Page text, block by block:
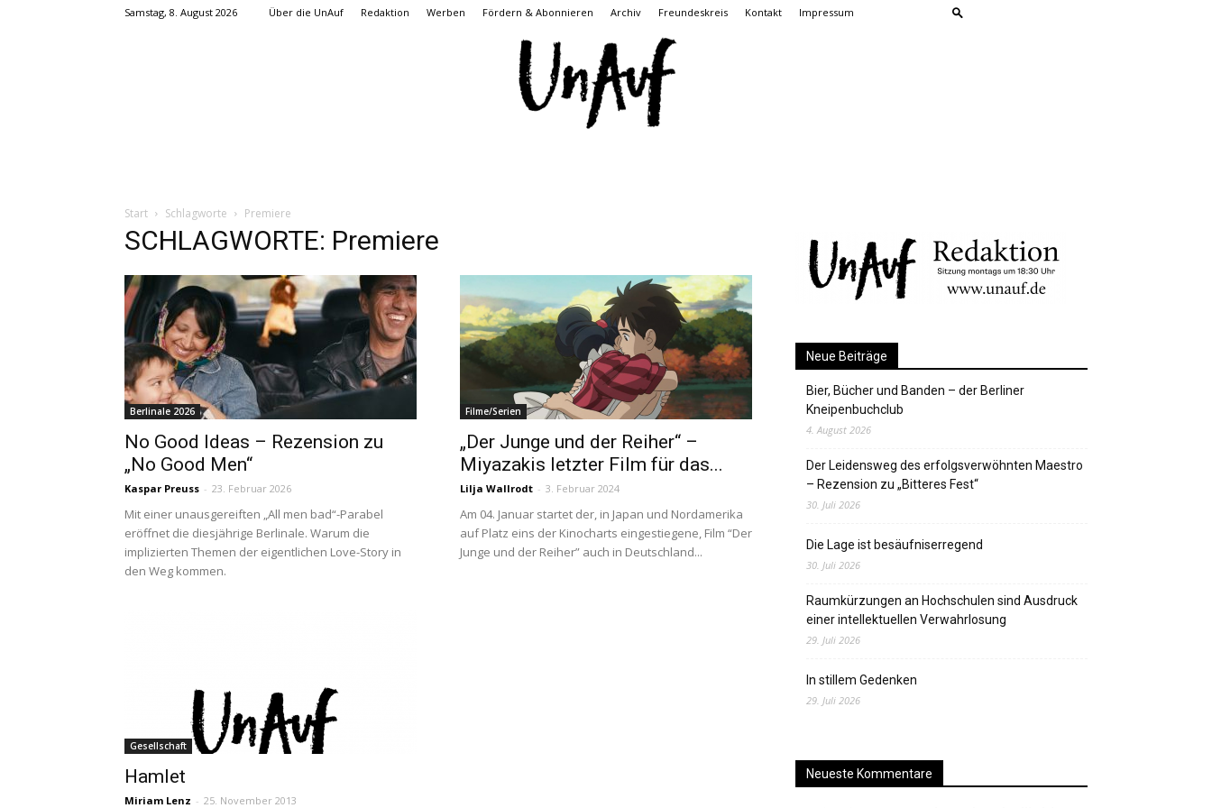
Samstag, 8. August 2026 Über die UnAuf Redaktion Werben Fördern & Abonnieren Archiv Freundeskreis Kontakt Impressum
ONLINE
Studierendenzeitung
Start Schlagworte Premiere
SCHLAGWORTE: Premiere
Berlinale 2026
No Good Ideas – Rezension zu
„No Good Men“
Kaspar Preuss - 23. Februar 2026
Mit einer unausgereiften „All men bad“-Parabel
eröffnet die diesjährige Berlinale. Warum die
implizierten Themen der eigentlichen Love-Story in
den Weg kommen.
Filme/Serien
„Der Junge und der Reiher“ –
Miyazakis letzter Film für das...
Lilja Wallrodt - 3. Februar 2024
Am 04. Januar startet der, in Japan und Nordamerika
auf Platz eins der Kinocharts eingestiegene, Film “Der
Junge und der Reiher” auch in Deutschland...
Gesellschaft
Hamlet
Miriam Lenz - 25. November 2013
Neue Beiträge
Bier, Bücher und Banden – der Berliner
Kneipenbuchclub
4. August 2026
Der Leidensweg des erfolgsverwöhnten Maestro
– Rezension zu „Bitteres Fest“
30. Juli 2026
Die Lage ist besäufniserregend
30. Juli 2026
Raumkürzungen an Hochschulen sind Ausdruck
einer intellektuellen Verwahrlosung
29. Juli 2026
In stillem Gedenken
29. Juli 2026
Neueste Kommentare